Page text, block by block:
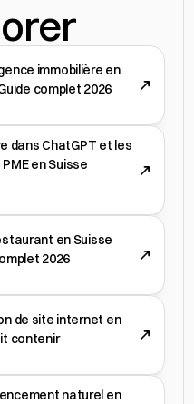
immobilière en
complet 2026
dans ChatGPT et les
en Suisse
en Suisse
2026
de site internet en
contenir
naturel en